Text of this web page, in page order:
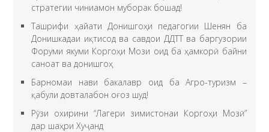
стратегии чиниамон муборак бошад!
Ташрифи ҳайати Донишгоҳи педагогии Шенян ба
Донишкадаи иқтисод ва савдои ДДТТ ва баргузории
Форуми якуми Коргоҳи Мози оид ба ҳамкорӣ байни
саноат ва донишгоҳ
Барномаи нави бакалавр оид ба Агро-туризм –
қабули довталабон оғоз шуд!
Рӯзи охирини “Лагери зимистонаи Коргоҳи Мозӣ”
дар шаҳри Хуҷанд